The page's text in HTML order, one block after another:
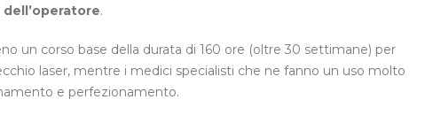
.
un corso base della durata di 160 ore (oltre 30 settimane) per
laser, mentre i medici specialisti che ne fanno un uso molto
e perfezionamento.